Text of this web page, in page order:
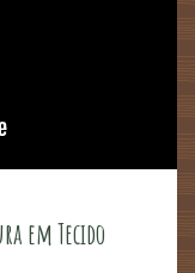
em Tecido